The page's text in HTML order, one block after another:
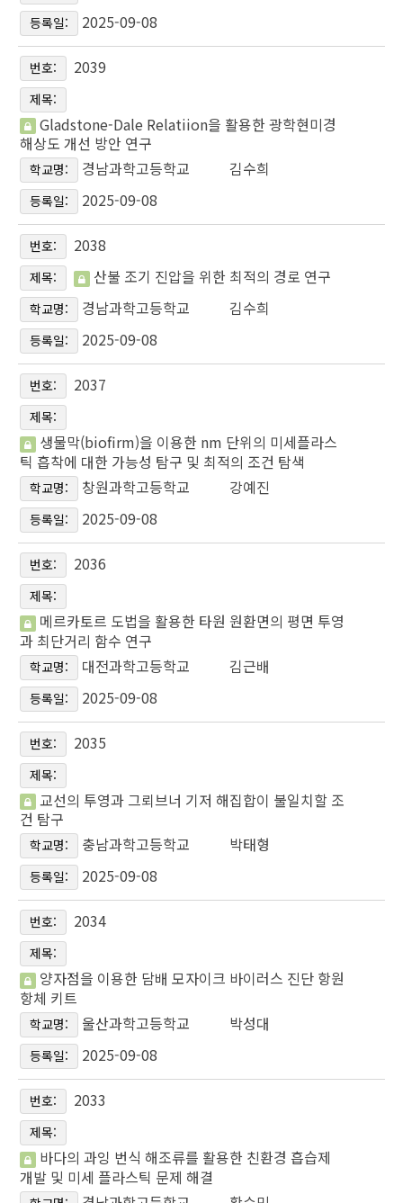
등록일: 2025-09-08
번호: 2039
제목:
Gladstone-Dale Relatiion을 활용한 광학현미경
해상도 개선 방안 연구
학교명: 경남과학고등학교 김수희
등록일: 2025-09-08
번호: 2038
제목: 산불 조기 진압을 위한 최적의 경로 연구
학교명: 경남과학고등학교 김수희
등록일: 2025-09-08
번호: 2037
제목:
생물막(biofirm)을 이용한 nm 단위의 미세플라스
틱 흡착에 대한 가능성 탐구 및 최적의 조건 탐색
학교명: 창원과학고등학교 강예진
등록일: 2025-09-08
번호: 2036
제목:
메르카토르 도법을 활용한 타원 원환면의 평면 투영
과 최단거리 함수 연구
학교명: 대전과학고등학교 김근배
등록일: 2025-09-08
번호: 2035
제목:
교선의 투영과 그뢰브너 기저 해집합이 불일치할 조
건 탐구
학교명: 충남과학고등학교 박태형
등록일: 2025-09-08
번호: 2034
제목:
양자점을 이용한 담배 모자이크 바이러스 진단 항원
항체 키트
학교명: 울산과학고등학교 박성대
등록일: 2025-09-08
번호: 2033
제목:
바다의 과잉 번식 해조류를 활용한 친환경 흡습제
개발 및 미세 플라스틱 문제 해결